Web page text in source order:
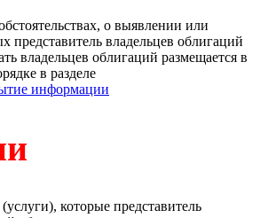
о выявлении или
представитель владельцев облигаций
владельцев облигаций размещается в
в разделе
информации
которые представитель